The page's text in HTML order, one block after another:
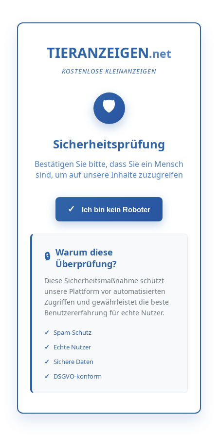
TIERANZEIGEN
KOSTENLOSE KLEINANZEIGEN
Sicherheitsprüfung
Bestätigen Sie bitte, dass Sie ein Mensch
sind, um auf unsere Inhalte zuzugreifen
✓ Ich bin kein Roboter
Warum diese
Überprüfung?
Diese Sicherheitsmaßnahme schützt
unsere Plattform vor automatisierten
Zugriffen und gewährleistet die beste
Benutzererfahrung für echte Nutzer.
Spam-Schutz
Echte Nutzer
Sichere Daten
DSGVO-konform